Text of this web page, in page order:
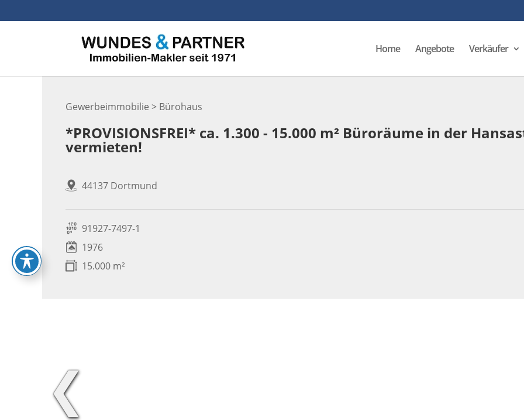
Home Angebote Verkäufer
Gewerbeimmobilie > Bürohaus
*PROVISIONSFREI* ca. 1.300 - 15.000 m² Büroräume in der
vermieten!
44137 Dortmund
91927-7497-1
1976
15.000 m²
❮